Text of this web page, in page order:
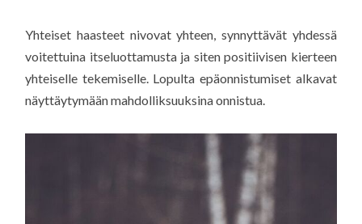
Yhteiset haasteet nivovat yhteen, synnyttävät yhdessä
voitettuina itseluottamusta ja siten positiivisen kierteen
yhteiselle tekemiselle. Lopulta epäonnistumiset alkavat
näyttäytymään mahdolliksuuksina onnistua.